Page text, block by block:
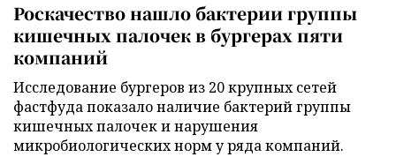
Роскачество нашло бактерии группы
кишечных палочек в бургерах пяти
компаний
Исследование бургеров из 20 крупных сетей
фастфуда показало наличие бактерий группы
кишечных палочек и нарушения
микробиологических норм у ряда компаний.